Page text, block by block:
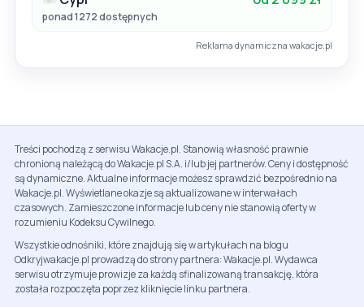
ponad 1272 dostępnych
Reklama dynamiczna wakacje.pl
Treści pochodzą z serwisu Wakacje.pl. Stanowią własność prawnie
chronioną należącą do Wakacje.pl S.A. i/lub jej partnerów. Ceny i dostępność
są dynamiczne. Aktualne informacje możesz sprawdzić bezpośrednio na
Wakacje.pl. Wyświetlane okazje są aktualizowane w interwałach
czasowych. Zamieszczone informacje lub ceny nie stanowią oferty w
rozumieniu Kodeksu Cywilnego.
Wszystkie odnośniki, które znajdują się w artykułach na blogu
Odkryjwakacje.pl prowadzą do strony partnera: Wakacje.pl. Wydawca
serwisu otrzymuje prowizje za każdą sfinalizowaną transakcję, która
została rozpoczęta poprzez kliknięcie linku partnera.